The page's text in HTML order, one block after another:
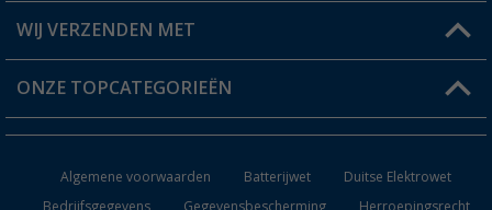
Verlanglijstje
Verzendinformatie
Catalogus
WIJ VERZENDEN MET
ONZE TOPCATEGORIEËN
Algemene voorwaarden Batterijwet
Duitse Elektrowet
Bedrijfsgegevens
Gegevensbescherming Herroepingsrecht